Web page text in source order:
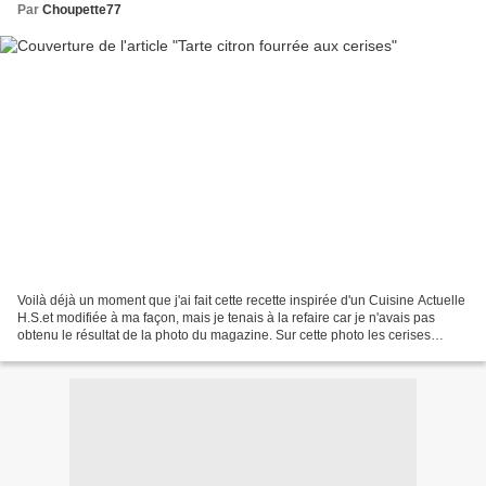
Par Choupette77
Voilà déjà un moment que j'ai fait cette recette inspirée d'un Cuisine Actuelle
H.S.et modifiée à ma façon, mais je tenais à la refaire car je n'avais pas
obtenu le résultat de la photo du magazine. Sur cette photo les cerises